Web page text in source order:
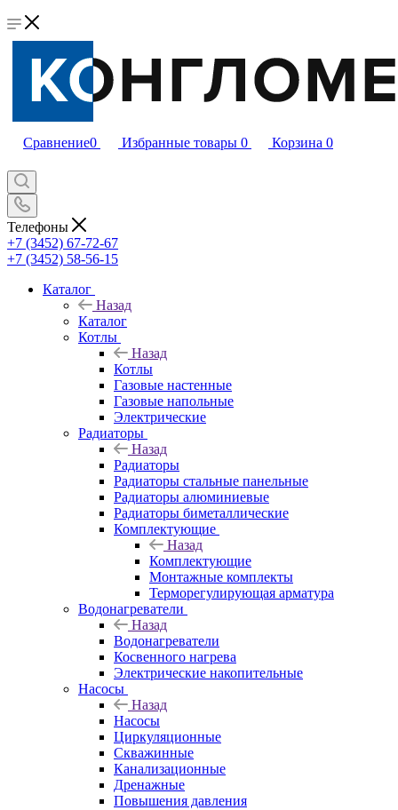
Сравнение0 Избранные товары 0 Корзина 0
Телефоны
+7 (3452) 67-72-67
+7 (3452) 58-56-15
Каталог
Назад
Каталог
Котлы
Назад
Котлы
Газовые настенные
Газовые напольные
Электрические
Радиаторы
Назад
Радиаторы
Радиаторы стальные панельные
Радиаторы алюминиевые
Радиаторы биметаллические
Комплектующие
Назад
Комплектующие
Монтажные комплекты
Терморегулирующая арматура
Водонагреватели
Назад
Водонагреватели
Косвенного нагрева
Электрические накопительные
Насосы
Назад
Насосы
Циркуляционные
Скважинные
Канализационные
Дренажные
Повышения давления